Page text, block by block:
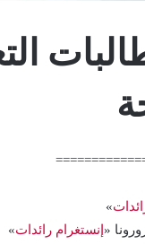
»
«إنستغرام رائدات»